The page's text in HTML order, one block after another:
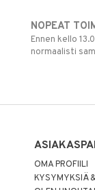
NOPEAT
Ennen kello
normaalisti
OMA PROFIILI
KYSYMYKSIÄ